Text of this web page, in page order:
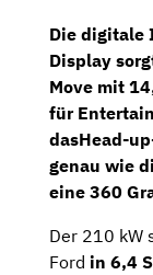
Die digitale
Display
Move mit
für
dasHead-
genau wie
eine 360
Der 210 kW
Ford in 6,4